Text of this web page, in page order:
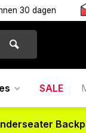
30 dagen
SALE